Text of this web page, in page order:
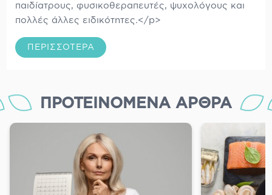
παιδίατρους, φυσικοθεραπευτές, ψυχολόγους και
πολλές άλλες ειδικότητες.</p>
ΠΕΡΙΣΣΌΤΕΡΑ
ΠΡΟΤΕΙΝΌΜΕΝΑ ΆΡΘΡΑ